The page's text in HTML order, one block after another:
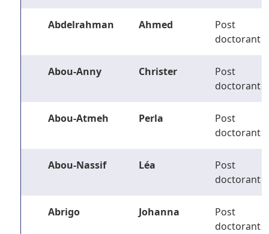
Abdelrahman Ahmed
Post
doctorant
Abou-Anny Christer
Post
doctorant
Abou-Atmeh Perla
Post
doctorant
Abou-Nassif Léa
Post
doctorant
Abrigo Johanna
Post
doctorant